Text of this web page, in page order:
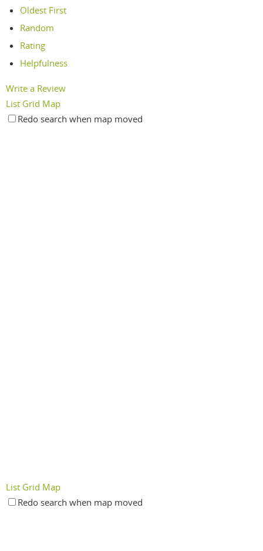
Oldest First
Random
Rating
Helpfulness
Write a Review
List Grid Map
Redo search when map moved
List Grid Map
Redo search when map moved